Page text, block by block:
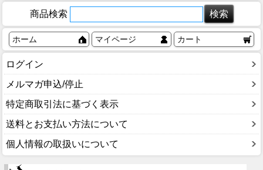
商品検索
ホーム マイページ カート
ログイン
メルマガ申込/停止
特定商取引法に基づく表示
送料とお支払い方法について
個人情報の取扱いについて